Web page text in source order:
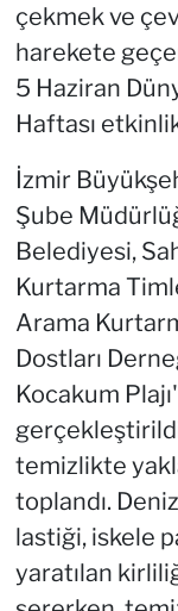
çekmek ve
harekete
5 Haziran
Haftası
İzmir
Şube
Belediyesi,
Kurtarma
Arama
Dostları
Kocakum
temizlikte
toplandı.
lastiği, iskele
yaratılan